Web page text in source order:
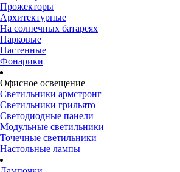
Прожекторы
Архитектурные
На солнечных батареях
Парковые
Настенные
Фонарики
Офисное освещение
Светильники армстронг
Светильники грильято
Светодиодные панели
Модульные светильники
Точечные светильники
Настольные лампы